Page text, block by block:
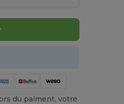
du paiment, votre